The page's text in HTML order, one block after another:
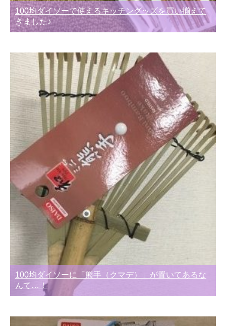
100均ダイソーで使えるキッチングッズを買い揃えて
きました♪
100均ダイソーに「熊手（クマデ）」が置いてあるな
んて…！